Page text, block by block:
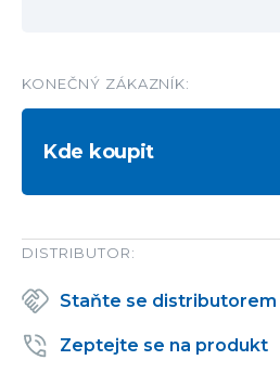
KONEČNÝ ZÁKAZNÍK:
Kde koupit
DISTRIBUTOR:
Staňte se distributorem
Zeptejte se na produkt